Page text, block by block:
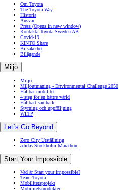
Om Toyota
The Toyota Way
Historia
Ansvar
Press (Opens in new window)
Kontakta Toyota Sweden AB
Covid-19
KINTO Share
Bilsäkerhet
Bilägande
Miljö
Miljö
Miljöutmaning - Environmental Challenge 2050
Hållbar mobilitet
4 steg för en bättre värld
Hållbart samhälle
Styrning och uppföljning
WLTP
Let´s Go Beyond
Zero City Utställning
adidas Stockholm Marathon
Start Your Impossible
Vad är Start your impossible?
Team Toyota
Mobilitetsprojekt
Mobilitetsprodukter